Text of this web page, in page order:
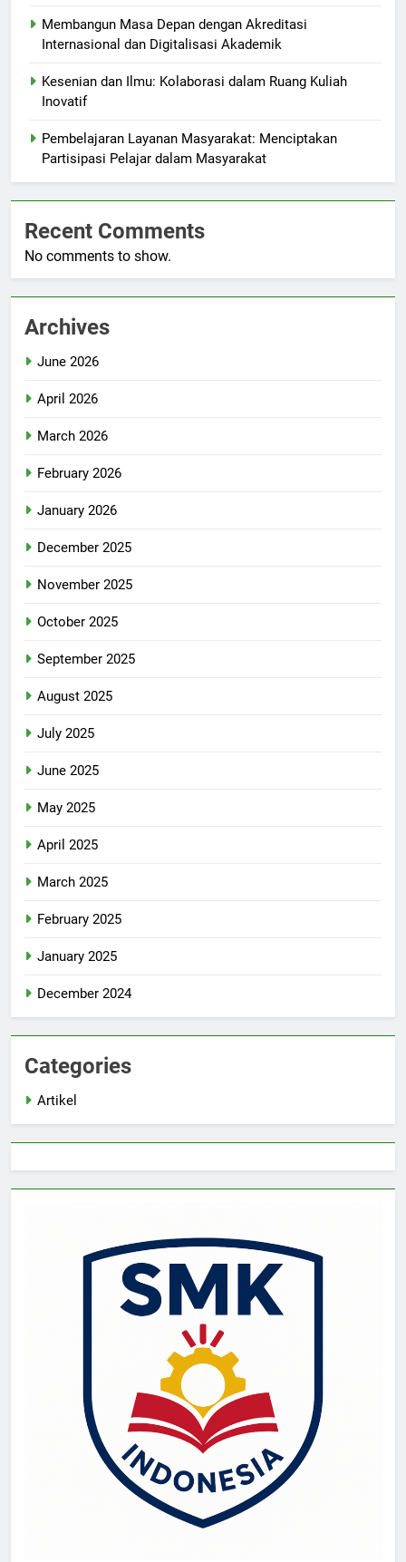
Membangun Masa Depan dengan Akreditasi
Internasional dan Digitalisasi Akademik
Kesenian dan Ilmu: Kolaborasi dalam Ruang Kuliah
Inovatif
Pembelajaran Layanan Masyarakat: Menciptakan
Partisipasi Pelajar dalam Masyarakat
Recent Comments
No comments to show.
Archives
June 2026
April 2026
March 2026
February 2026
January 2026
December 2025
November 2025
October 2025
September 2025
August 2025
July 2025
June 2025
May 2025
April 2025
March 2025
February 2025
January 2025
December 2024
Categories
Artikel